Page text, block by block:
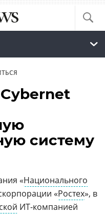
систему
«Национального
«Ростех», в
ИТ-компанией